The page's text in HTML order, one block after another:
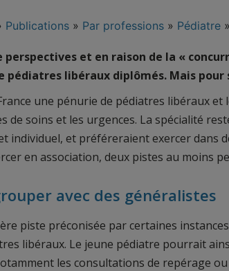
Publications » Par professions » Pédiatre »
perspectives et en raison de la «
pédiatres libéraux diplômés. Mais
une pénurie de pédiatres libéraux
de soins et les urgences. La spécialité
individuel, et préféreraient exercer dans
en association, deux pistes au moins
avec des généralistes
piste préconisée par certaines
libéraux. Le jeune pédiatre pourrait
les consultations de repérage